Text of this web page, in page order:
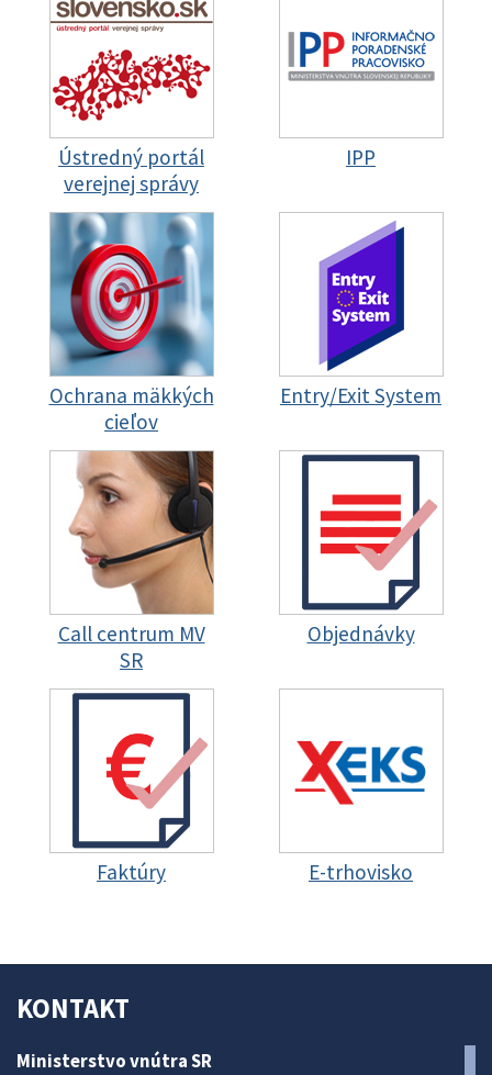
Ústredný portál
verejnej správy
IPP
Ochrana mäkkých
cieľov
Entry/Exit System
Call centrum MV
SR
Objednávky
Faktúry E-trhovisko
KONTAKT
Ministerstvo vnútra SR